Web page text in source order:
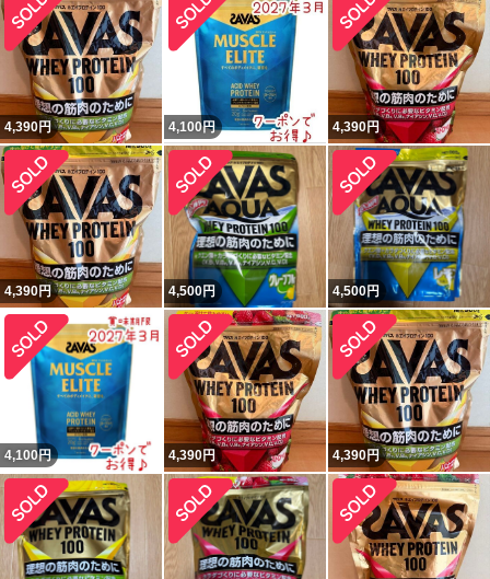
4,390円 4,100円 4,390円
4,390円 4,500円 4,500円
4,100円 4,390円 4,390円